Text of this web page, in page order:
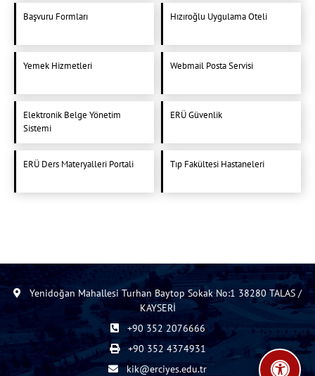
Başvuru Formları Hızıroğlu Uygulama Oteli
Yemek Hizmetleri Webmail Posta Servisi
Elektronik Belge Yönetim
Sistemi
ERÜ Güvenlik
ERÜ Ders Materyalleri Portali Tıp Fakültesi Hastaneleri
Yenidoğan Mahallesi Turhan Baytop Sokak No:1 38280 TALAS /
KAYSERİ
+90 352 2076666
+90 352 4374931
kik@erciyes.edu.tr